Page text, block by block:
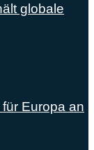
globale
Europa an